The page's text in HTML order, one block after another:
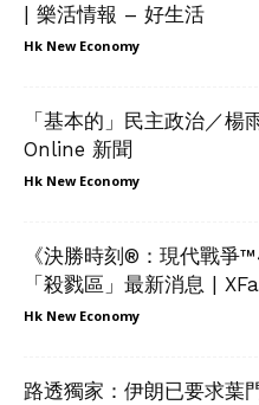
| 樂活情報 – 好生活
Hk New Economy
「基本的」民主政治／
Online 新聞
Hk New Economy
《決勝時刻®：現代戰爭
「殺戮區」最新消息 |
Hk New Economy
路透獨家：伊朗已要求葉